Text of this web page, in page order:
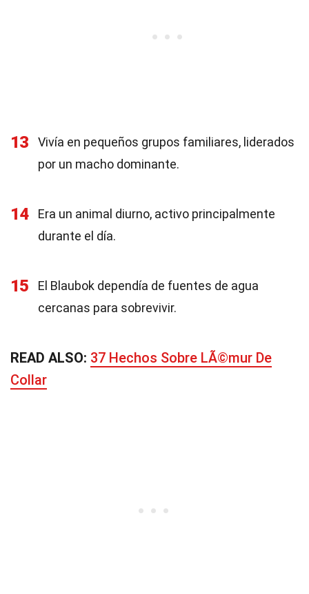
13
Vivía en pequeños grupos familiares, liderados
por un macho dominante.
14
Era un animal diurno, activo principalmente
durante el día.
15
El Blaubok dependía de fuentes de agua
cercanas para sobrevivir.
READ ALSO: 37 Hechos Sobre LÃ©mur De
Collar